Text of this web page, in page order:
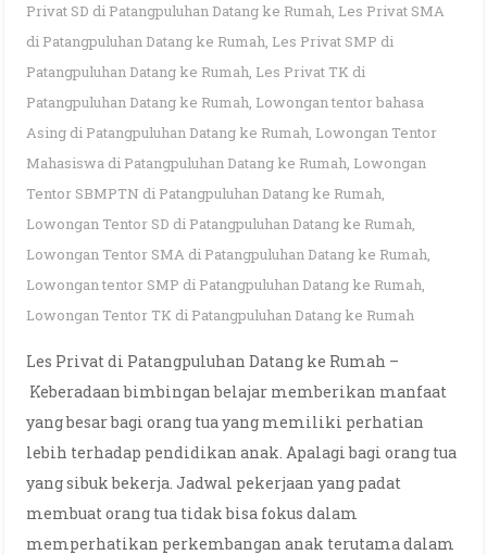
Privat SD di Patangpuluhan Datang ke Rumah, Les Privat SMA
di Patangpuluhan Datang ke Rumah, Les Privat SMP di
Patangpuluhan Datang ke Rumah, Les Privat TK di
Patangpuluhan Datang ke Rumah, Lowongan tentor bahasa
Asing di Patangpuluhan Datang ke Rumah, Lowongan Tentor
Mahasiswa di Patangpuluhan Datang ke Rumah, Lowongan
Tentor SBMPTN di Patangpuluhan Datang ke Rumah,
Lowongan Tentor SD di Patangpuluhan Datang ke Rumah,
Lowongan Tentor SMA di Patangpuluhan Datang ke Rumah,
Lowongan tentor SMP di Patangpuluhan Datang ke Rumah,
Lowongan Tentor TK di Patangpuluhan Datang ke Rumah
Les Privat di Patangpuluhan Datang ke Rumah –
Keberadaan bimbingan belajar memberikan manfaat
yang besar bagi orang tua yang memiliki perhatian
lebih terhadap pendidikan anak. Apalagi bagi orang tua
yang sibuk bekerja. Jadwal pekerjaan yang padat
membuat orang tua tidak bisa fokus dalam
memperhatikan perkembangan anak terutama dalam